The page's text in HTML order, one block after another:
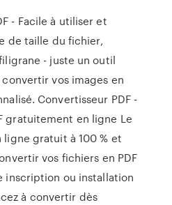
- Facile à utiliser et
de taille du fichier,
- juste un outil
vos images en
Convertisseur PDF -
gratuitement en ligne Le
ligne gratuit à 100 % et
vos fichiers en PDF
inscription ou installation
à convertir dès